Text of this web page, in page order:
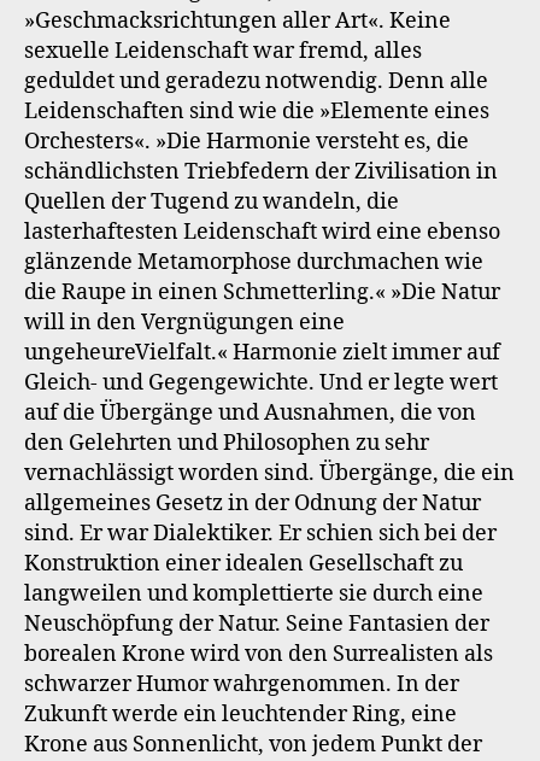
»Geschmacksrichtungen aller Art«. Keine
sexuelle Leidenschaft war fremd, alles
geduldet und geradezu notwendig. Denn alle
Leidenschaften sind wie die »Elemente eines
Orchesters«. »Die Harmonie versteht es, die
schändlichsten Triebfedern der Zivilisation in
Quellen der Tugend zu wandeln, die
lasterhaftesten Leidenschaft wird eine ebenso
glänzende Metamorphose durchmachen wie
die Raupe in einen Schmetterling.« »Die Natur
will in den Vergnügungen eine
ungeheureVielfalt.« Harmonie zielt immer auf
Gleich- und Gegengewichte. Und er legte wert
auf die Übergänge und Ausnahmen, die von
den Gelehrten und Philosophen zu sehr
vernachlässigt worden sind. Übergänge, die ein
allgemeines Gesetz in der Odnung der Natur
sind. Er war Dialektiker. Er schien sich bei der
Konstruktion einer idealen Gesellschaft zu
langweilen und komplettierte sie durch eine
Neuschöpfung der Natur. Seine Fantasien der
borealen Krone wird von den Surrealisten als
schwarzer Humor wahrgenommen. In der
Zukunft werde ein leuchtender Ring, eine
Krone aus Sonnenlicht, von jedem Punkt der